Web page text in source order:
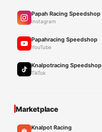
Papah Racing Speedshop
Instagram
Papahracing Speedshop
YouTube
Knalpotracing Speedshop
TikTok
Marketplace
Knalpot Racing